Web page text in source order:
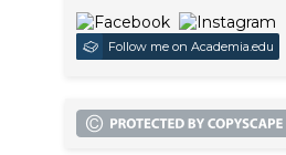
Follow me on Academia.edu